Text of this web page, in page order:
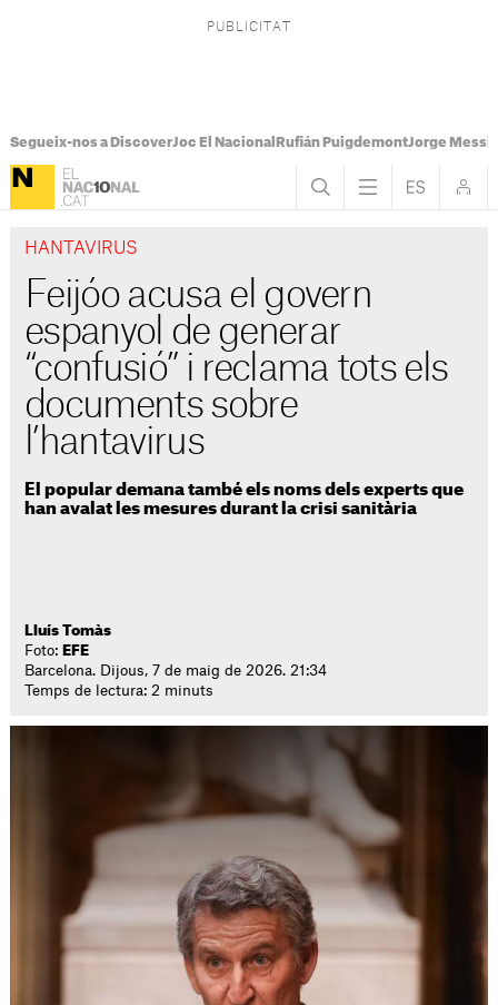
Segueix-nos a DiscoverJoc El Nacional Rufián PuigdemontJorge Messi
HANTAVIRUS
Feijóo acusa el govern
espanyol de generar
“confusió” i reclama tots els
documents sobre
l’hantavirus
El popular demana també els noms dels experts que
han avalat les mesures durant la crisi sanitària
Lluís Tomàs
Foto: EFE
Barcelona. Dijous, 7 de maig de 2026. 21:34
Temps de lectura: 2 minuts